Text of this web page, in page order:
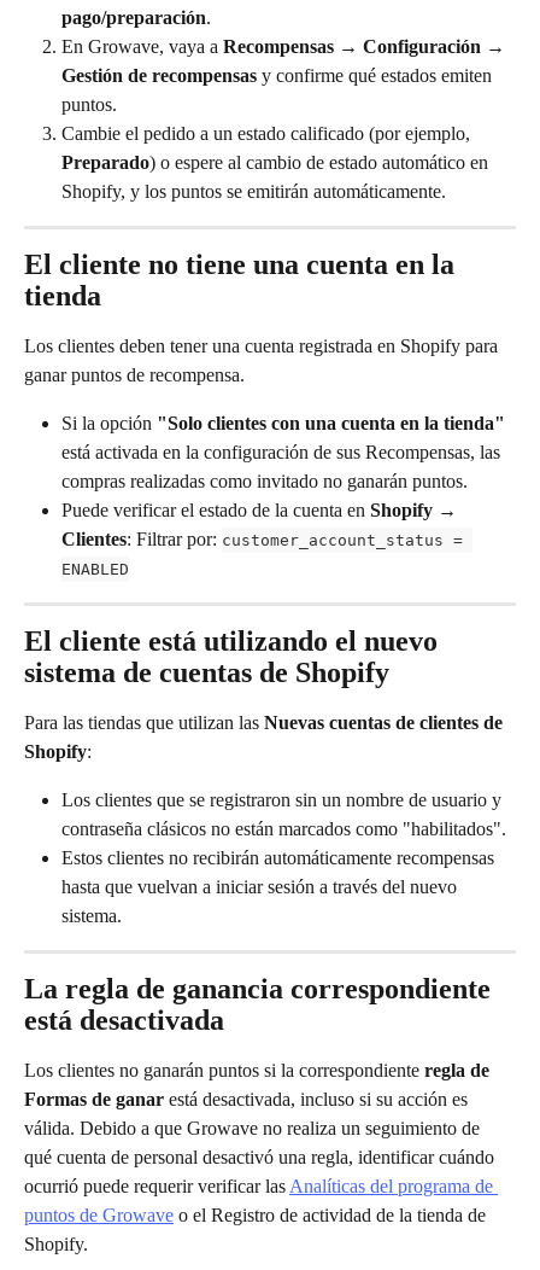
pago/preparación.
En Growave, vaya a Recompensas → Configuración →
Gestión de recompensas y confirme qué estados emiten
puntos.
Cambie el pedido a un estado calificado (por ejemplo,
Preparado) o espere al cambio de estado automático en
Shopify, y los puntos se emitirán automáticamente.
El cliente no tiene una cuenta en la
tienda
Los clientes deben tener una cuenta registrada en Shopify para
ganar puntos de recompensa.
Si la opción "Solo clientes con una cuenta en la tienda"
está activada en la configuración de sus Recompensas, las
compras realizadas como invitado no ganarán puntos.
Puede verificar el estado de la cuenta en Shopify →
Clientes: Filtrar por: customer_account_status =
ENABLED
El cliente está utilizando el nuevo
sistema de cuentas de Shopify
Para las tiendas que utilizan las Nuevas cuentas de clientes de
Shopify:
Los clientes que se registraron sin un nombre de usuario y
contraseña clásicos no están marcados como "habilitados".
Estos clientes no recibirán automáticamente recompensas
hasta que vuelvan a iniciar sesión a través del nuevo
sistema.
La regla de ganancia correspondiente
está desactivada
Los clientes no ganarán puntos si la correspondiente regla de
Formas de ganar está desactivada, incluso si su acción es
válida. Debido a que Growave no realiza un seguimiento de
qué cuenta de personal desactivó una regla, identificar cuándo
ocurrió puede requerir verificar las Analíticas del programa de
puntos de Growave o el Registro de actividad de la tienda de
Shopify.